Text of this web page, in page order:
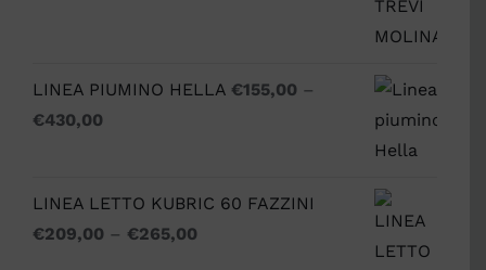
LINEA PIUMINO HELLA €155,00 –
€430,00
LINEA LETTO KUBRIC 60 FAZZINI
€209,00 – €265,00